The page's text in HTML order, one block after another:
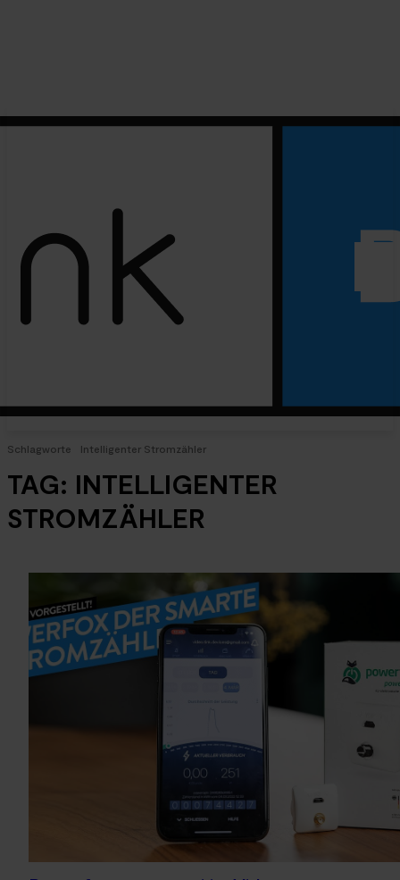
Schlagworte Intelligenter Stromzähler
TAG: INTELLIGENTER
STROMZÄHLER